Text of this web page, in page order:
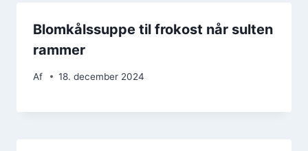
Blomkålssuppe til frokost når sulten
rammer
Af 18. december 2024